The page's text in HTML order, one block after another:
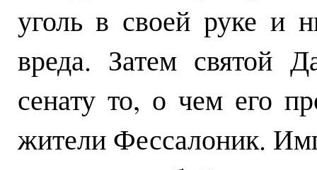
уголь в своей руке и
вреда. Затем святой
сенату то, о чем его
жители Фессалоник.